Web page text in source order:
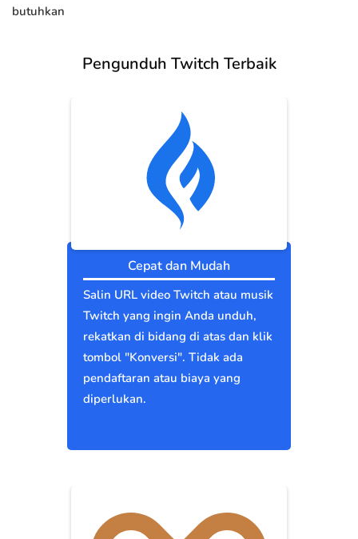
butuhkan
Pengunduh Twitch Terbaik
Cepat dan Mudah
Salin URL video Twitch atau musik
Twitch yang ingin Anda unduh,
rekatkan di bidang di atas dan klik
tombol "Konversi". Tidak ada
pendaftaran atau biaya yang
diperlukan.